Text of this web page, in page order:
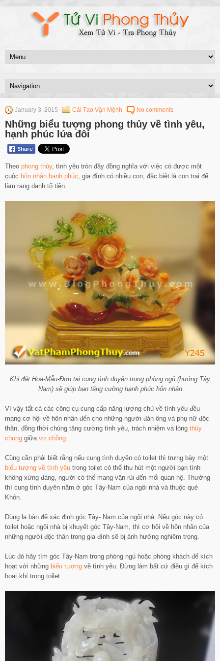
January 3, 2015 Cải Tạo Vận Mệnh No comments
Những biểu tượng phong thủy về tình yêu,
hạnh phúc lứa đôi
Theo phong thủy, tình yêu tròn đầy đồng nghĩa với việc có được một
cuộc hôn nhân hạnh phúc , gia đình có nhiều con, đặc biệt là con trai để
làm rạng danh tổ tiên.
Khi đặt Hoa-Mẫu-Đơn tại cung tình duyên trong phòng ngủ (hướng Tây
Nam) sẽ giúp bạn tăng cường hạnh phúc hôn nhân
Vì vậy tất cả các công cụ cung cấp năng lượng chủ về tình yêu đều
mang cơ hội về hôn nhân đến cho những người đàn ông và phụ nữ độc
thân, đồng thời chúng tăng cường tình yêu, trách nhiệm và lòng thủy
chung giữa vợ chồng.
Cũng cần phải biết rằng nếu cung tình duyên có toilet thì trưng bày một
biểu tượng về tình yêu trong toilet có thể thu hút một người bạn tình
không xứng đáng, người có thể mang vận rủi đến mối quan hệ. Thường
thì cung tình duyên nằm ở góc Tây-Nam của ngôi nhà và thuộc quẻ
Khôn.
Dùng la bàn để xác định góc Tây- Nam của ngôi nhà. Nếu góc này có
toilet hoặc ngôi nhà bị khuyết góc Tây-Nam, thì cơ hội về hôn nhân của
những người độc thân trong gia đình sẽ bị ảnh hưởng nghiêm trọng.
Lúc đó hãy tìm góc Tây-Nam trong phòng ngủ hoặc phòng khách để kích
hoạt với những biểu tượng về tình yêu. Đừng làm bất cứ điều gì để kích
hoạt khí trong toilet.